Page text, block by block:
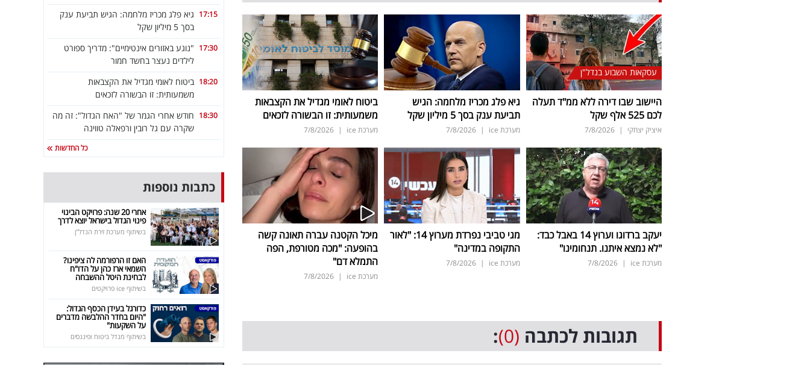
עסקאות השבוע בנדל"ן
היישוב שבו דירה ללא ממ"ד תעלה
לכם 525 אלף שקל
איציק יצחקי |
7/8/2026
גיא פלג מכריז מלחמה: הגיש
תביעת ענק בסך 5 מיליון שקל
מערכת ice |
7/8/2026
ביטוח לאומי מגדיל את הקצבאות
משמעותית: זו הבשורה לזכאים
מערכת ice |
7/8/2026
יעקב ברדוגו וערוץ 14 באבל כבד:
"לא נמצא איתנו. תנחומינו"
מערכת ice |
7/8/2026
מגי טביבי נפרדת מערוץ 14: "לאור
התקופה במדינה"
מערכת ice |
7/8/2026
מיכל הקטנה עברה תאונה קשה
בהופעה: "מכה מטורפת, הפה
התמלא דם"
מערכת ice |
7/8/2026
תגובות לכתבה (0)
:
17:15 גיא פלג מכריז מלחמה: הגיש תביעת ענק
בסך 5 מיליון שקל
17:30 "נוגע באזורים אינטימיים": מדריך ספורט
לילדים נעצר בחשד חמור
18:20 ביטוח לאומי מגדיל את הקצבאות
משמעותית: זו הבשורה לזכאים
18:30 חודש אחרי הגמר של "האח הגדול": זה מה
שקרה עם גל רובין ורפאלה טווינה
כל החדשות
כתבות נוספות
אחרי 20 שנה: פרויקט הבינוי
פינוי הגדול בישראל יוצא לדרך
בשיתוף מערכת זירת הנדל"ן
האם זו הרפורמה לה ציפינו?
השמאי ארז כהן על הדו"ח
לבחינת היטל ההשבחה
בשיתוף ice פרויקטים
כדורגל בעידן הכסף הגדול:
"היום בחדר ההלבשה מדברים
על השקעות"
בשיתוף מגדל ביטוח ופיננסים